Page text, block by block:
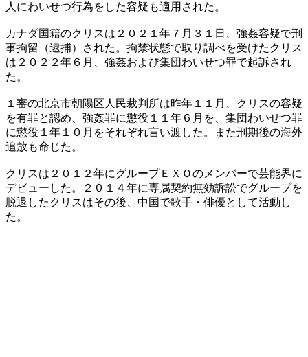
人にわいせつ行為をした容疑も適用された。
カナダ国籍のクリスは２０２１年７月３１日、強姦容疑で刑
事拘留（逮捕）された。拘禁状態で取り調べを受けたクリス
は２０２２年６月、強姦および集団わいせつ罪で起訴され
た。
１審の北京市朝陽区人民裁判所は昨年１１月、クリスの容疑
を有罪と認め、強姦罪に懲役１１年６月を、集団わいせつ罪
に懲役１年１０月をそれぞれ言い渡した。また刑期後の海外
追放も命じた。
クリスは２０１２年にグループＥＸＯのメンバーで芸能界に
デビューした。２０１４年に専属契約無効訴訟でグループを
脱退したクリスはその後、中国で歌手・俳優として活動し
た。